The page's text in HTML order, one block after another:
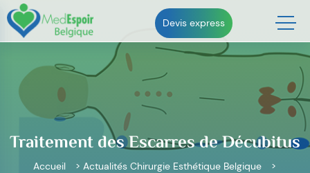
Skip
to
content
Devis express
Traitement des Escarres de Décubitus
Accueil >Actualités Chirurgie Esthétique Belgique
>